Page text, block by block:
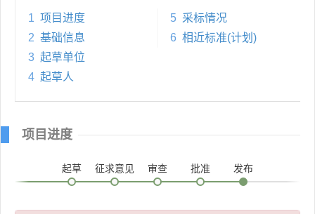
1 项目进度
2 基础信息
3 起草单位
4 起草人
5 采标情况
6 相近标准(计划)
项目进度
起草 征求意见 审查 批准 发布